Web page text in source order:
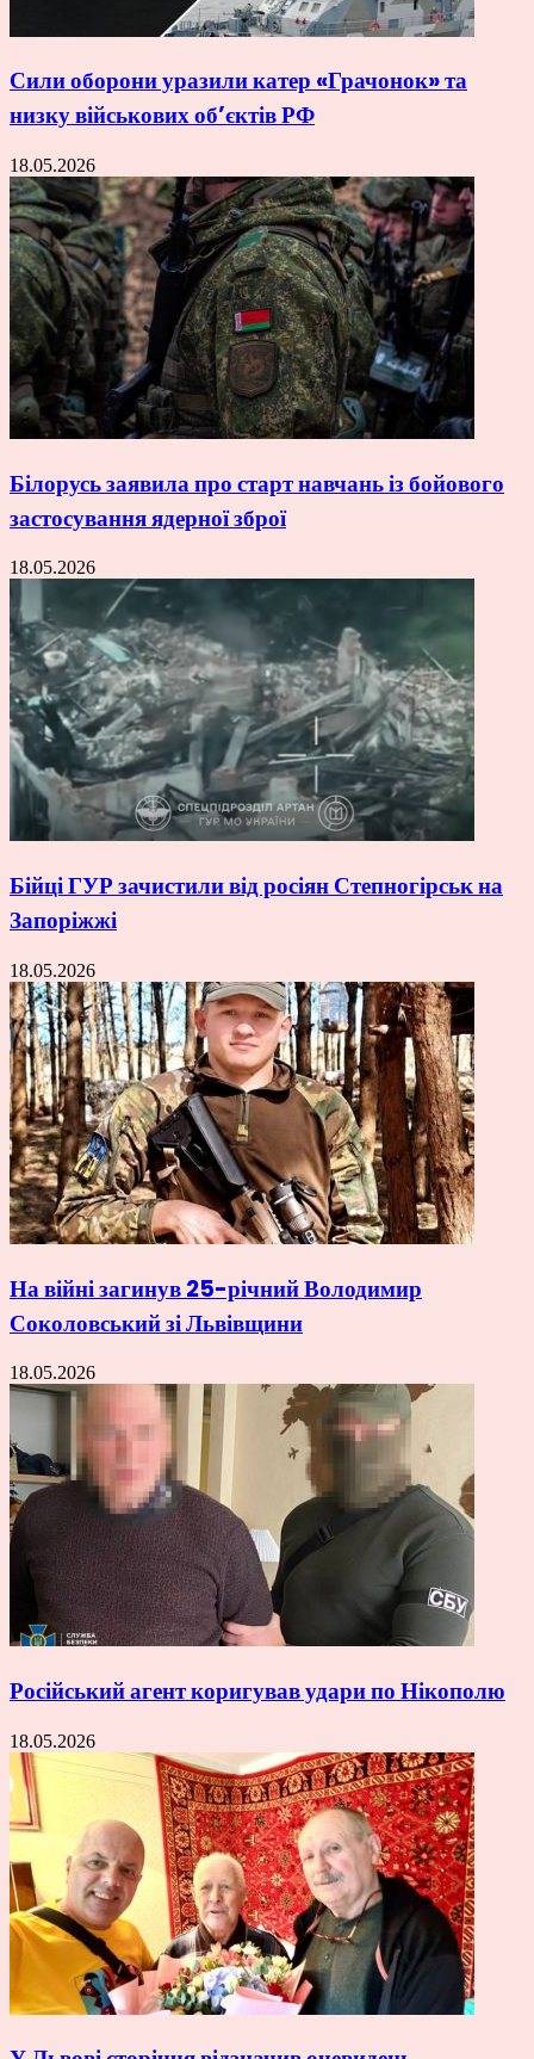
Сили оборони уразили катер «Грачонок» та
низку військових об’єктів РФ
18.05.2026
Білорусь заявила про старт навчань із бойового
застосування ядерної зброї
18.05.2026
Бійці ГУР зачистили від росіян Степногірськ на
Запоріжжі
18.05.2026
На війні загинув 25-річний Володимир
Соколовський зі Львівщини
18.05.2026
Російський агент коригував удари по Нікополю
18.05.2026